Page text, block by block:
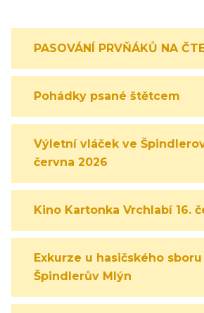
PASOVÁNÍ PRVŇÁKŮ NA
Pohádky psané štětcem
Výletní vláček ve
června 2026
Kino Kartonka Vrchlabí 16.
Exkurze u hasičského
Špindlerův Mlýn